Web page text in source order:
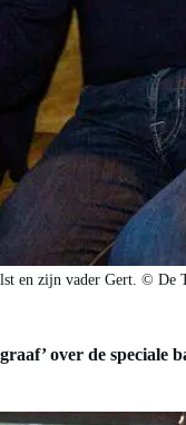
en zijn vader Gert. © De
over de